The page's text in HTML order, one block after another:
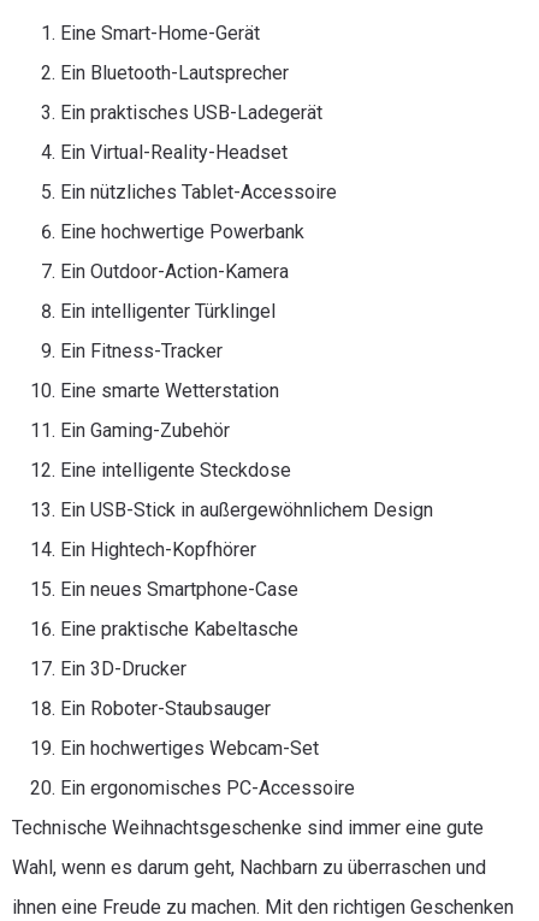
Eine Smart-Home-Gerät
Ein Bluetooth-Lautsprecher
Ein praktisches USB-Ladegerät
Ein Virtual-Reality-Headset
Ein nützliches Tablet-Accessoire
Eine hochwertige Powerbank
Ein Outdoor-Action-Kamera
Ein intelligenter Türklingel
Ein Fitness-Tracker
Eine smarte Wetterstation
Ein Gaming-Zubehör
Eine intelligente Steckdose
Ein USB-Stick in außergewöhnlichem Design
Ein Hightech-Kopfhörer
Ein neues Smartphone-Case
Eine praktische Kabeltasche
Ein 3D-Drucker
Ein Roboter-Staubsauger
Ein hochwertiges Webcam-Set
Ein ergonomisches PC-Accessoire
Technische Weihnachtsgeschenke sind immer eine gute
Wahl, wenn es darum geht, Nachbarn zu überraschen und
ihnen eine Freude zu machen. Mit den richtigen Geschenken